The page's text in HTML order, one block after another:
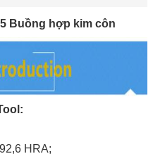
Buồng hợp kim côn
HRA;